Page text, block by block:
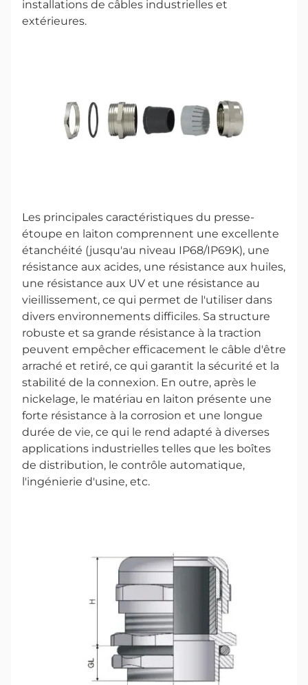
installations de câbles industrielles et
extérieures.
Les principales caractéristiques du presse-
étoupe en laiton comprennent une excellente
étanchéité (jusqu'au niveau IP68/IP69K), une
résistance aux acides, une résistance aux huiles,
une résistance aux UV et une résistance au
vieillissement, ce qui permet de l'utiliser dans
divers environnements difficiles. Sa structure
robuste et sa grande résistance à la traction
peuvent empêcher efficacement le câble d'être
arraché et retiré, ce qui garantit la sécurité et la
stabilité de la connexion. En outre, après le
nickelage, le matériau en laiton présente une
forte résistance à la corrosion et une longue
durée de vie, ce qui le rend adapté à diverses
applications industrielles telles que les boîtes
de distribution, le contrôle automatique,
l'ingénierie d'usine, etc.